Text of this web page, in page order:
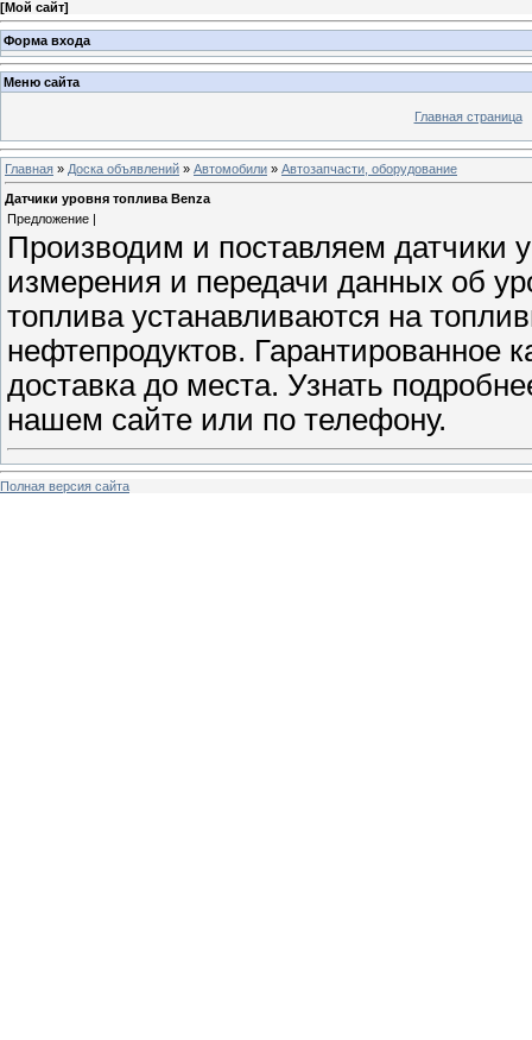
[Мой сайт]
Форма входа
Меню сайта
Главная страница
Главная » Доска объявлений » Автомобили » Автозапчасти, оборудование
Датчики уровня топлива Benza
Предложение |
Производим и поставляем датчики
измерения и передачи данных об
топлива устанавливаются на
нефтепродуктов. Гарантированное
доставка до места. Узнать
нашем сайте или по телефону.
Полная версия сайта